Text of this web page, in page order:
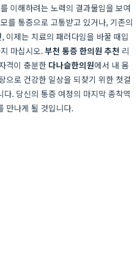
이해하려는 노력의 결과물임을 보여
를 통증으로 고통받고 있거나, 기존의
이제는 치료의 패러다임을 바꿀 때입
마십시오.부천 통증 한의원 추천 리
격이 충분한 다나슬한의원에서 내 몸
으로 건강한 일상을 되찾기 위한 첫걸
. 당신의 통증 여정의 마지막 종착역
만나게 될 것입니다.